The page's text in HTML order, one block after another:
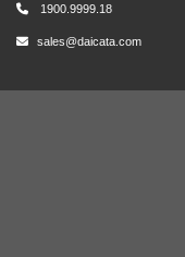
1900.9999.18
sales@daicata.com